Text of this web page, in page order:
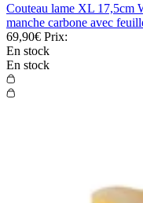
Couteau lame XL 17,5cm
manche carbone avec
69,90€ Prix:
En stock
En stock